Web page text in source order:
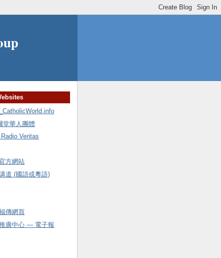
堂華人團體
Veritas
方網站
道 (國語或粵語)
傳網頁
廣中心 — 電子報